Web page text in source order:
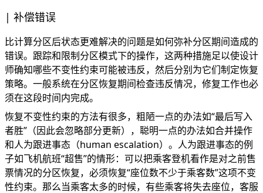
补偿错误
比计算分区后状态更难解决的问题是如何弥补分区期间造成的
错误。跟踪和限制分区模式下的操作，这两种措施足以使设计
师确知哪些不变性约束可能被违反，然后分别为它们制定恢复
策略。一般系统在分区恢复期间检查违反情况，修复工作也必
须在这段时间内完成。
恢复不变性约束的方法有很多，粗陋一点的办法如“最后写入
者胜”（因此会忽略部分更新），聪明一点的办法如合并操作
和人为跟进事态（human escalation）。人为跟进事态的例
子如飞机航班“超售”的情形：可以把乘客登机看作是对之前售
票情况的分区恢复，必须恢复“座位数不少于乘客数”这项不变
性约束。那么当乘客太多的时候，有些乘客将失去座位，客服